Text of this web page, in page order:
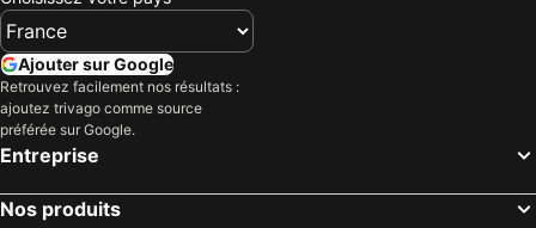
Ajouter sur Google
Retrouvez facilement nos résultats :
ajoutez trivago comme source
préférée sur Google.
Entreprise
Nos produits